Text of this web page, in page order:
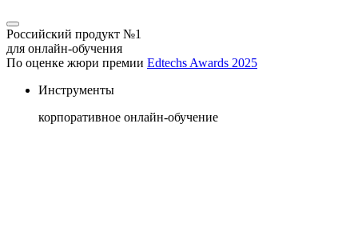
Российский продукт №1
для онлайн-обучения
По оценке жюри премии Edtechs Awards 2025
Инструменты
корпоративное онлайн-обучение